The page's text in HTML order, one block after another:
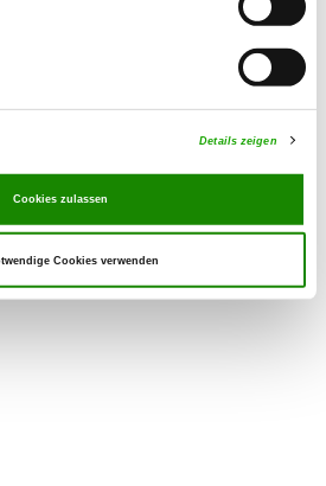
Details zeigen
Cookies zulassen
Cookies verwenden